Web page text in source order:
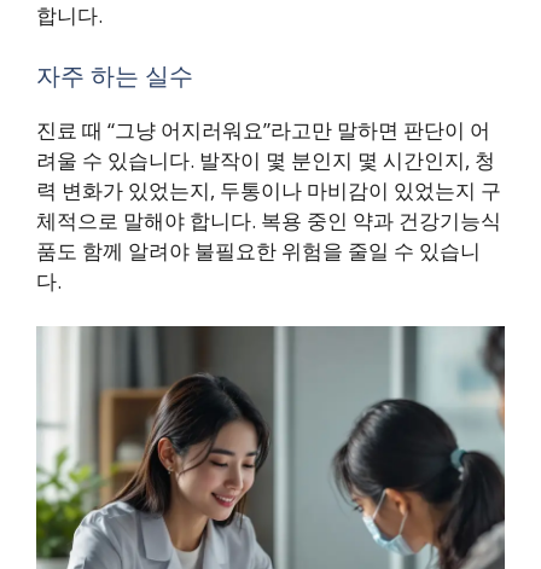
합니다.
자주 하는 실수
진료 때 “그냥 어지러워요”라고만 말하면 판단이 어
려울 수 있습니다. 발작이 몇 분인지 몇 시간인지, 청
력 변화가 있었는지, 두통이나 마비감이 있었는지 구
체적으로 말해야 합니다. 복용 중인 약과 건강기능식
품도 함께 알려야 불필요한 위험을 줄일 수 있습니
다.